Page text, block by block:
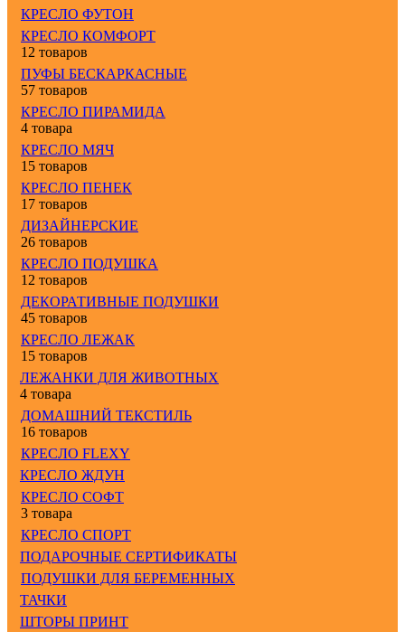
КРЕСЛО ФУТОН
КРЕСЛО КОМФОРТ
12 товаров
ПУФЫ БЕСКАРКАСНЫЕ
57 товаров
КРЕСЛО ПИРАМИДА
4 товара
КРЕСЛО МЯЧ
15 товаров
КРЕСЛО ПЕНЕК
17 товаров
ДИЗАЙНЕРСКИЕ
26 товаров
КРЕСЛО ПОДУШКА
12 товаров
ДЕКОРАТИВНЫЕ ПОДУШКИ
45 товаров
КРЕСЛО ЛЕЖАК
15 товаров
ЛЕЖАНКИ ДЛЯ ЖИВОТНЫХ
4 товара
ДОМАШНИЙ ТЕКСТИЛЬ
16 товаров
КРЕСЛО FLEXY
КРЕСЛО ЖДУН
КРЕСЛО СОФТ
3 товара
КРЕСЛО СПОРТ
ПОДАРОЧНЫЕ СЕРТИФИКАТЫ
ПОДУШКИ ДЛЯ БЕРЕМЕННЫХ
ТАЧКИ
ШТОРЫ ПРИНТ